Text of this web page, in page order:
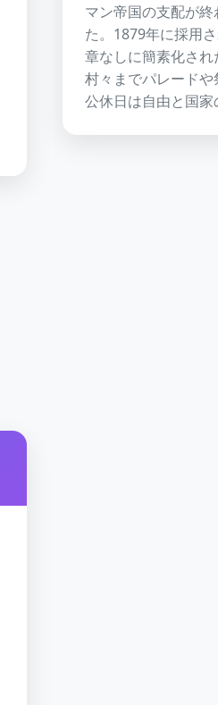
マン帝国の支配が
た。1879年に採用
章なしに簡素化さ
村々までパレード
公休日は自由と国家